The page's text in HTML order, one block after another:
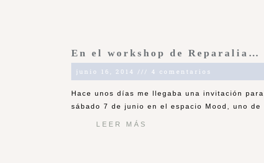
En el workshop de Reparalia…
junio 16, 2014 4 comentarios
Hace unos días me llegaba una invitación
sábado 7 de junio en el espacio Mood, uno de
LEER MÁS